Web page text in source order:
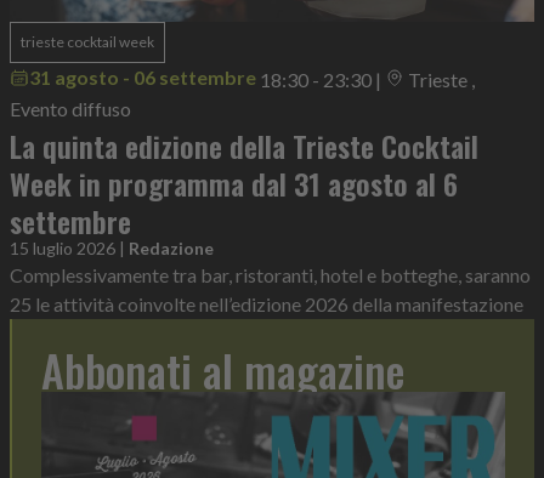
trieste cocktail week
31 agosto - 06 settembre 18:30 - 23:30 |
Trieste ,
Evento diffuso
La quinta edizione della Trieste Cocktail
Week in programma dal 31 agosto al 6
settembre
15 luglio 2026 | Redazione
Complessivamente tra bar, ristoranti, hotel e botteghe, saranno
25 le attività coinvolte nell’edizione 2026 della manifestazione
Abbonati al magazine